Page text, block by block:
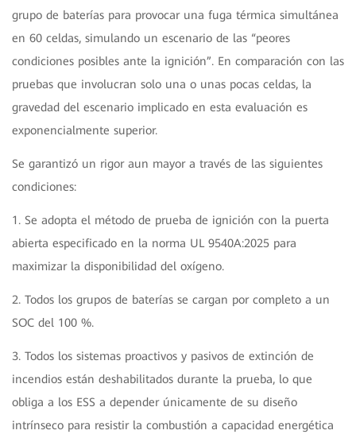
grupo de baterías para provocar una fuga térmica simultánea
en 60 celdas, simulando un escenario de las “peores
condiciones posibles ante la ignición”. En comparación con las
pruebas que involucran solo una o unas pocas celdas, la
gravedad del escenario implicado en esta evaluación es
exponencialmente superior.
Se garantizó un rigor aun mayor a través de las siguientes
condiciones:
1. Se adopta el método de prueba de ignición con la puerta
abierta especificado en la norma UL 9540A:2025 para
maximizar la disponibilidad del oxígeno.
2. Todos los grupos de baterías se cargan por completo a un
SOC del 100 %.
3. Todos los sistemas proactivos y pasivos de extinción de
incendios están deshabilitados durante la prueba, lo que
obliga a los ESS a depender únicamente de su diseño
intrínseco para resistir la combustión a capacidad energética